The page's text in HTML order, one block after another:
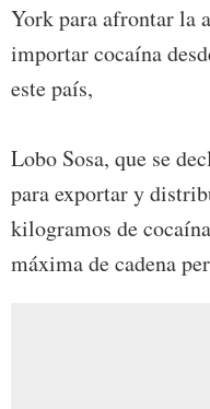
York para afrontar la
importar cocaína
este país,
Lobo Sosa, que se
para exportar y
kilogramos de
máxima de cadena